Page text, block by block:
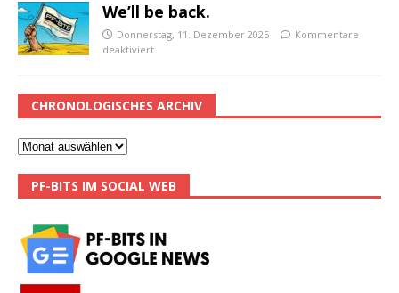
We’ll be back.
Donnerstag, 11. Dezember 2025
Kommentare
deaktiviert
CHRONOLOGISCHES ARCHIV
PF-BITS IM SOCIAL WEB